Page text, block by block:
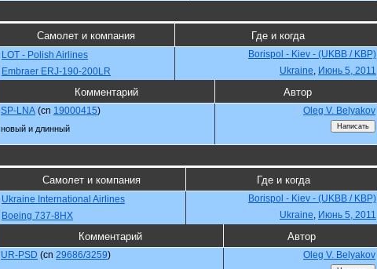
Самолет и компания Где и когда
LOT - Polish Airlines
Borispol - Kiev - (UKBB / KBP)
Embraer ERJ-190-200LR
Ukraine, Июнь 5, 2011
Комментарий Автор
SP-LNA (cn 19000415)
новый и длинный
Oleg V. Belyakov
Самолет и компания Где и когда
Ukraine International Airlines
Borispol - Kiev - (UKBB / KBP)
Boeing 737-8HX
Ukraine, Июнь 5, 2011
Комментарий Автор
UR-PSD (cn 29686/3259) Oleg V. Belyakov